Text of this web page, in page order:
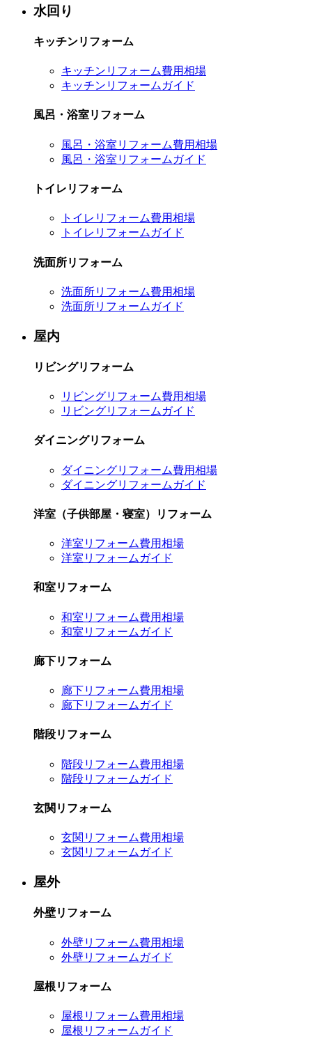
水回り
キッチンリフォーム
キッチンリフォーム費用相場
キッチンリフォームガイド
風呂・浴室リフォーム
風呂・浴室リフォーム費用相場
風呂・浴室リフォームガイド
トイレリフォーム
トイレリフォーム費用相場
トイレリフォームガイド
洗面所リフォーム
洗面所リフォーム費用相場
洗面所リフォームガイド
屋内
リビングリフォーム
リビングリフォーム費用相場
リビングリフォームガイド
ダイニングリフォーム
ダイニングリフォーム費用相場
ダイニングリフォームガイド
洋室（子供部屋・寝室）リフォーム
洋室リフォーム費用相場
洋室リフォームガイド
和室リフォーム
和室リフォーム費用相場
和室リフォームガイド
廊下リフォーム
廊下リフォーム費用相場
廊下リフォームガイド
階段リフォーム
階段リフォーム費用相場
階段リフォームガイド
玄関リフォーム
玄関リフォーム費用相場
玄関リフォームガイド
屋外
外壁リフォーム
外壁リフォーム費用相場
外壁リフォームガイド
屋根リフォーム
屋根リフォーム費用相場
屋根リフォームガイド